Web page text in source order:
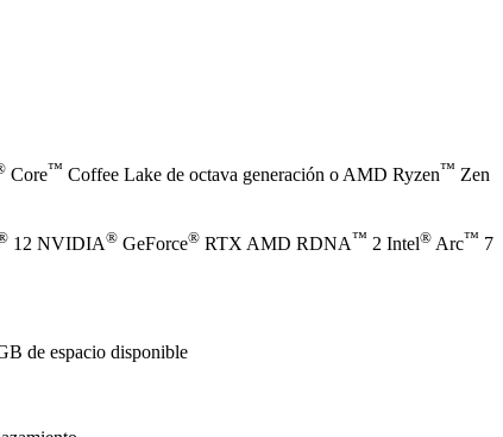
Core™ Coffee Lake de octava generación o AMD Ryzen™ Zen
12 NVIDIA® GeForce® RTX AMD RDNA™ 2 Intel® Arc™ 7
de espacio disponible